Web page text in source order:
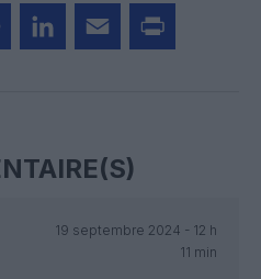
19 septembre 2024 - 12 h
11 min